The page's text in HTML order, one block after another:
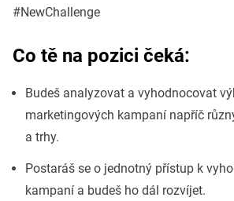
#NewChallenge
Co tě na pozici čeká:
Budeš analyzovat a vyhodnocovat
marketingových kampaní napříč
a trhy.
Postaráš se o jednotný přístup k
kampaní a budeš ho dál rozvíjet.